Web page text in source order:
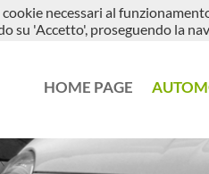
Leopardi, 7 - 24066 Pedrengo
HOME PAGE
necessari al
su 'Accetto', proseguendo la